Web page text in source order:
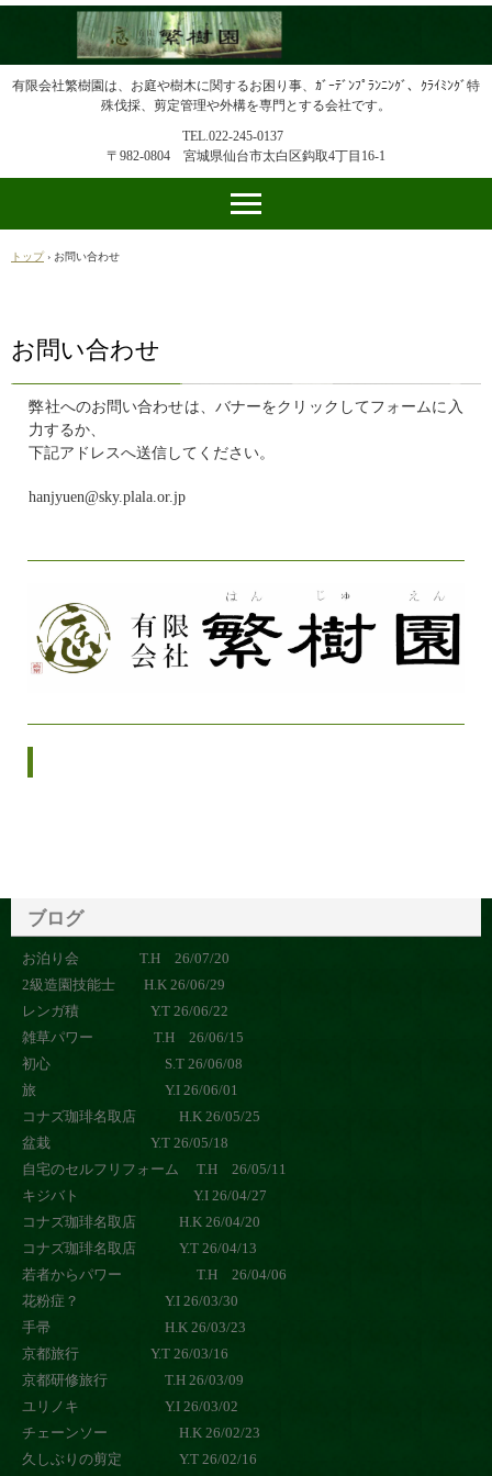
有限会社繁樹園は、お庭や樹木に関するお困り事、ｶﾞｰﾃﾞﾝﾌﾟﾗﾝﾆﾝｸﾞ、ｸﾗｲﾐﾝｸﾞ特
殊伐採、剪定管理や外構を専門とする会社です。
TEL.022-245-0137
〒982-0804 宮城県仙台市太白区鈎取4丁目16-1
トップ › お問い合わせ
お問い合わせ
弊社へのお問い合わせは、バナーをクリックしてフォームに入
力するか、
下記アドレスへ送信してください。
hanjyuen@sky.plala.or.jp
ブログ
お泊り会 T.H 26/07/20
2級造園技能士 H.K 26/06/29
レンガ積 Y.T 26/06/22
雑草パワー T.H 26/06/15
初心 S.T 26/06/08
旅 Y.I 26/06/01
コナズ珈琲名取店 H.K 26/05/25
盆栽 Y.T 26/05/18
自宅のセルフリフォーム T.H 26/05/11
キジバト Y.I 26/04/27
コナズ珈琲名取店 H.K 26/04/20
コナズ珈琲名取店 Y.T 26/04/13
若者からパワー T.H 26/04/06
花粉症？ Y.I 26/03/30
手帚 H.K 26/03/23
京都旅行 Y.T 26/03/16
京都研修旅行 T.H 26/03/09
ユリノキ Y.I 26/03/02
チェーンソー H.K 26/02/23
久しぶりの剪定 Y.T 26/02/16